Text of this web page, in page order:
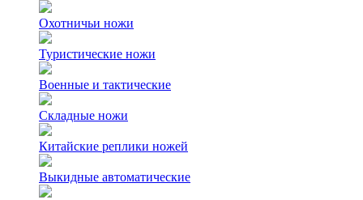
Охотничьи ножи
Туристические ножи
Военные и тактические
Складные ножи
Китайские реплики ножей
Выкидные автоматические